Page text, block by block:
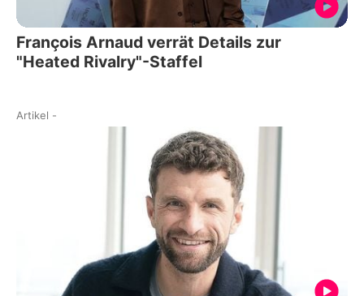
François Arnaud verrät Details zur
"Heated Rivalry"-Staffel
Artikel -